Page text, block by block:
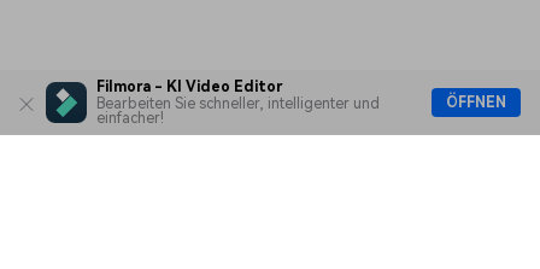
Filmora - KI Video Editor
Bearbeiten Sie schneller, intelligenter und
einfacher!
ÖFFNEN